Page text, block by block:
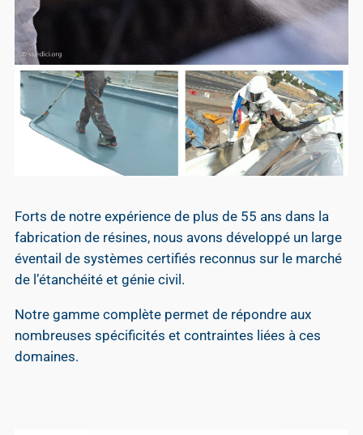
Forts de notre expérience de plus de 55 ans dans la
fabrication de résines, nous avons développé un large
éventail de systèmes certifiés reconnus sur le marché
de l’étanchéité et génie civil.
Notre gamme complète permet de répondre aux
nombreuses spécificités et contraintes liées à ces
domaines.